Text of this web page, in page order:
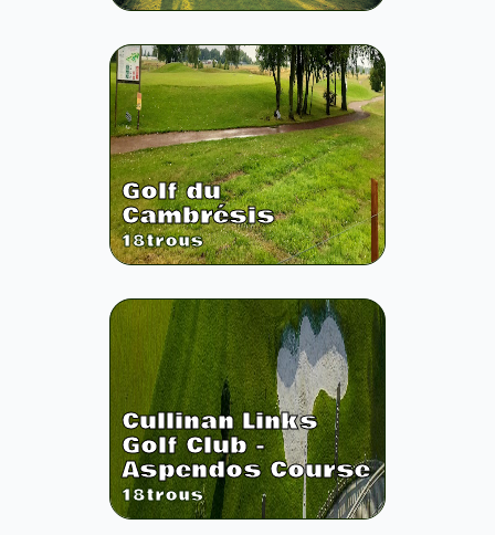
Golf du
Cambrésis
18trous
Cullinan Links
Golf Club -
Aspendos Course
18trous